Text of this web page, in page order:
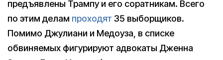
предъявлены Трампу и его соратникам. Всего
по этим делам проходят 35 выборщиков.
Помимо Джулиани и Медоуза, в списке
обвиняемых фигурируют адвокаты Дженна